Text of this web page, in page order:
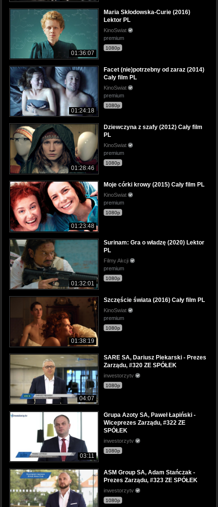
01:36:07
Maria Skłodowska-Curie (2016)
Lektor PL
KinoSwiat
premium
1080p
01:24:18
Facet (nie)potrzebny od zaraz (2014)
Cały film PL
KinoSwiat
premium
1080p
01:28:46
Dziewczyna z szafy (2012) Cały film
PL
KinoSwiat
premium
1080p
01:23:48
Moje córki krowy (2015) Cały film PL
KinoSwiat
premium
1080p
01:32:01
Surinam: Gra o władzę (2020) Lektor
PL
Filmy Akcji
premium
1080p
01:38:19
Szczęście świata (2016) Cały film PL
KinoSwiat
premium
1080p
04:07
SARE SA, Dariusz Piekarski - Prezes
Zarządu, #320 ZE SPÓŁEK
inwestorzytv
1080p
03:11
Grupa Azoty SA, Paweł Łapiński -
Wiceprezes Zarządu, #322 ZE
SPÓŁEK
inwestorzytv
1080p
ASM Group SA, Adam Stańczak -
Prezes Zarządu, #323 ZE SPÓŁEK
inwestorzytv
1080p